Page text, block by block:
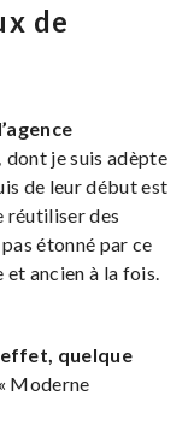
de
dont je suis adèpte
de leur début est
réutiliser des
étonné par ce
ancien à la fois.
quelque
Moderne